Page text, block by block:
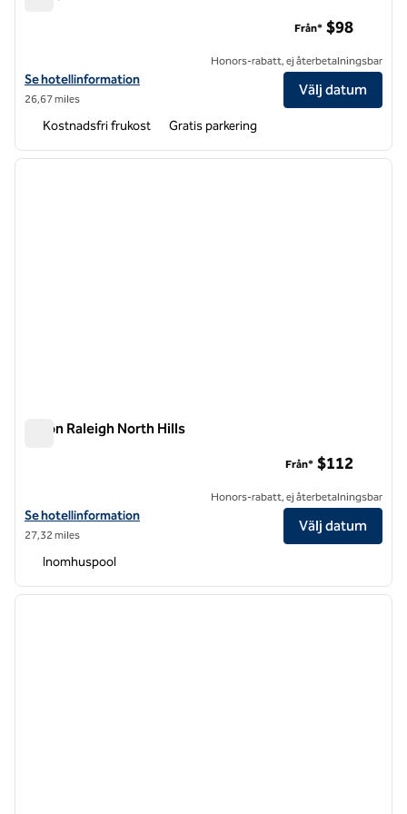
Visa hotelluppgifter för Tru by Hilton Wilson
Se hotellinformation
26,67 miles
Från* $98
Honors-rabatt, ej återbetalningsbar
Välj datum
Kostnadsfri frukost Gratis parkering
1 av 12
nästa
Hilton Raleigh North Hills
Visa hotelluppgifter för Hilton Raleigh North Hills
Se hotellinformation
27,32 miles
Från* $112
Honors-rabatt, ej återbetalningsbar
Välj datum
Inomhuspool
1 av 12
nästa